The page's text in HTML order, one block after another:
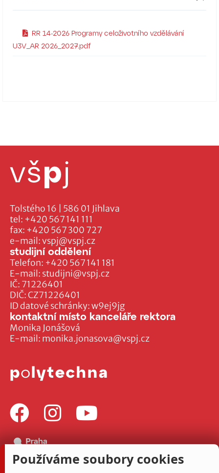
RR 14-2026 Programy celoživotního vzdělávání
U3V_AR 2026_2027.pdf
Tolstého 16 | 586 01 Jihlava
tel: +420 567 141 111
fax: +420 567 300 727
e-mail:vspj@vspj.cz
IČ: 71226401
DIČ: CZ71226401
ID datové schránky: w9ej9jg
studijní oddělení
Telefon: +420 567 141 181
E-mail: studijni@vspj.cz
kontaktní místo kanceláře rektora
Monika Jonášová
E-mail: monika.jonasova@vspj.cz
Používáme soubory cookies